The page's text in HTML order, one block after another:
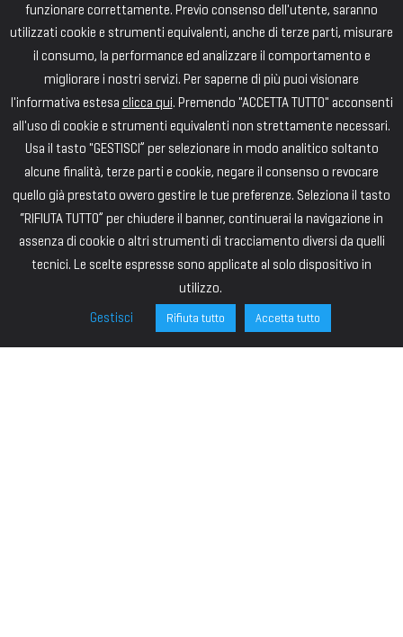
funzionare correttamente. Previo consenso dell'utente, saranno
utilizzati cookie e strumenti equivalenti, anche di terze parti, misurare
il consumo, la performance ed analizzare il comportamento e
migliorare i nostri servizi. Per saperne di più puoi visionare
l'informativa estesa clicca qui. Premendo "ACCETTA TUTTO" acconsenti
all'uso di cookie e strumenti equivalenti non strettamente necessari.
Usa il tasto "GESTISCI” per selezionare in modo analitico soltanto
alcune finalità, terze parti e cookie, negare il consenso o revocare
quello già prestato ovvero gestire le tue preferenze. Seleziona il tasto
“RIFIUTA TUTTO” per chiudere il banner, continuerai la navigazione in
assenza di cookie o altri strumenti di tracciamento diversi da quelli
tecnici. Le scelte espresse sono applicate al solo dispositivo in
utilizzo.
Gestisci
Rifiuta tutto Accetta tutto